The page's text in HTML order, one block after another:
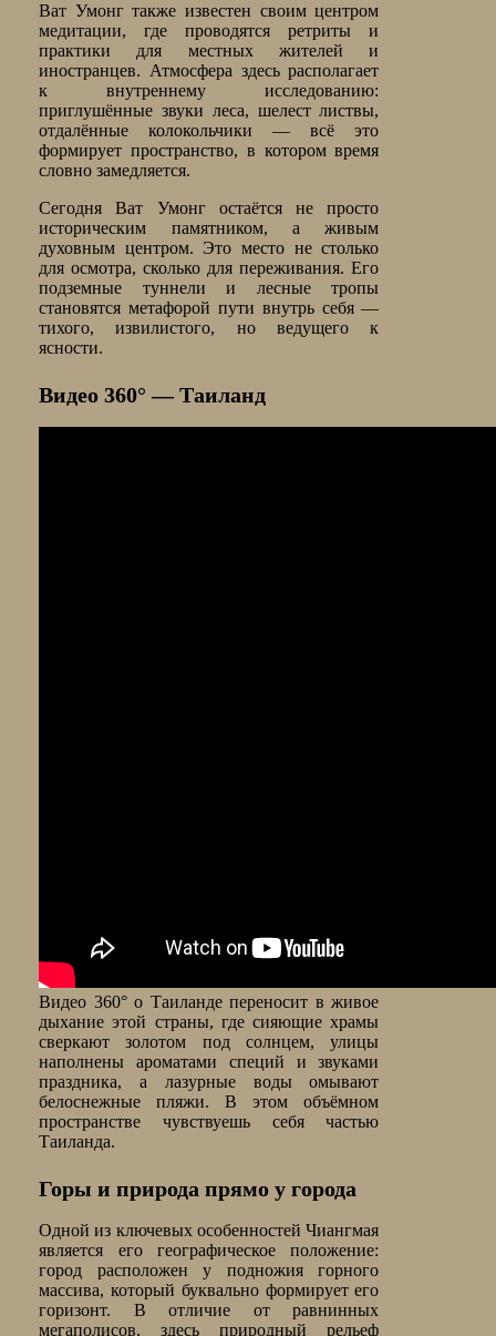
Ват Умонг также известен своим центром
медитации, где проводятся ретриты и
практики для местных жителей и
иностранцев. Атмосфера здесь располагает
к внутреннему исследованию:
приглушённые звуки леса, шелест листвы,
отдалённые колокольчики — всё это
формирует пространство, в котором время
словно замедляется.
Сегодня Ват Умонг остаётся не просто
историческим памятником, а живым
духовным центром. Это место не столько
для осмотра, сколько для переживания. Его
подземные туннели и лесные тропы
становятся метафорой пути внутрь себя —
тихого, извилистого, но ведущего к
ясности.
Видео 360° — Таиланд
Видео 360° о Таиланде переносит в живое
дыхание этой страны, где сияющие храмы
сверкают золотом под солнцем, улицы
наполнены ароматами специй и звуками
праздника, а лазурные воды омывают
белоснежные пляжи. В этом объёмном
пространстве чувствуешь себя частью
Таиланда.
Горы и природа прямо у города
Одной из ключевых особенностей Чиангмая
является его географическое положение:
город расположен у подножия горного
массива, который буквально формирует его
горизонт. В отличие от равнинных
мегаполисов, здесь природный рельеф